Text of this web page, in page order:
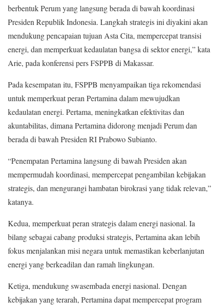
berbentuk Perum yang langsung berada di bawah koordinasi
Presiden Republik Indonesia. Langkah strategis ini diyakini akan
mendukung pencapaian tujuan Asta Cita, mempercepat transisi
energi, dan memperkuat kedaulatan bangsa di sektor energi,” kata
Arie, pada konferensi pers FSPPB di Makassar.
Pada kesempatan itu, FSPPB menyampaikan tiga rekomendasi
untuk memperkuat peran Pertamina dalam mewujudkan
kedaulatan energi. Pertama, meningkatkan efektivitas dan
akuntabilitas, dimana Pertamina didorong menjadi Perum dan
berada di bawah Presiden RI Prabowo Subianto.
“Penempatan Pertamina langsung di bawah Presiden akan
mempermudah koordinasi, mempercepat pengambilan kebijakan
strategis, dan mengurangi hambatan birokrasi yang tidak relevan,”
katanya.
Kedua, memperkuat peran strategis dalam energi nasional. Ia
bilang sebagai cabang produksi strategis, Pertamina akan lebih
fokus menjalankan misi negara untuk memastikan keberlanjutan
energi yang berkeadilan dan ramah lingkungan.
Ketiga, mendukung swasembada energi nasional. Dengan
kebijakan yang terarah, Pertamina dapat mempercepat program